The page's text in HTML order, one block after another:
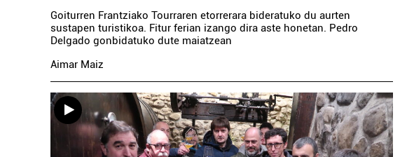
Goiturren Frantziako Tourraren etorrerara bideratuko du aurten
sustapen turistikoa. Fitur ferian izango dira aste honetan. Pedro
Delgado gonbidatuko dute maiatzean
Aimar Maiz